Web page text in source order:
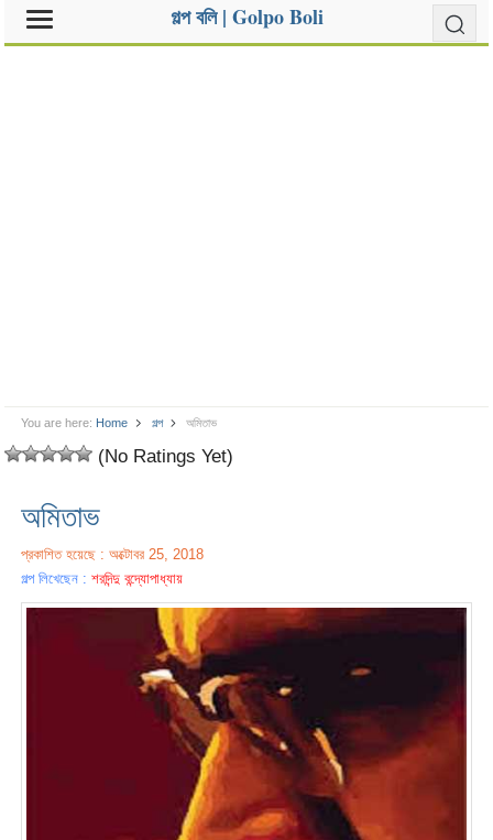
গল্প বলি | Golpo Boli
You are here: Home গল্প অমিতাভ
(No Ratings Yet)
অমিতাভ
প্রকাশিত হয়েছে : অক্টোবর 25, 2018
গল্প লিখেছেন :শরদিন্দু বন্দ্যোপাধ্যায়